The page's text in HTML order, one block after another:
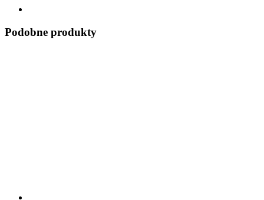
Podobne produkty